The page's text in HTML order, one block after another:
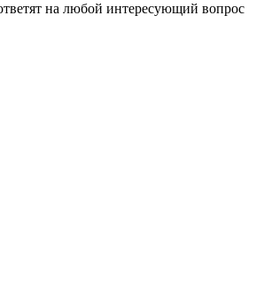
на любой интересующий вопрос